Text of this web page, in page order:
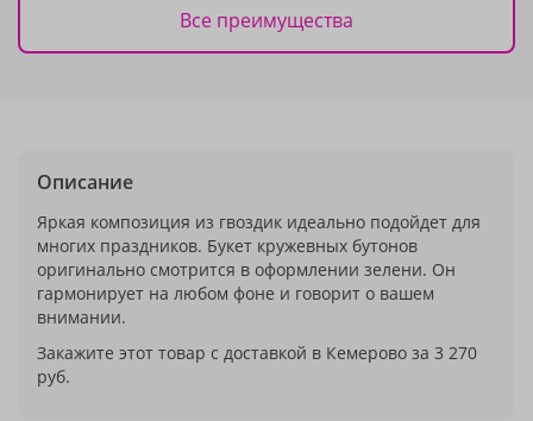
Все преимущества
Описание
Яркая композиция из гвоздик идеально подойдет для
многих праздников. Букет кружевных бутонов
оригинально смотрится в оформлении зелени. Он
гармонирует на любом фоне и говорит о вашем
внимании.
Закажите этот товар с доставкой в Кемерово за 3 270
руб.